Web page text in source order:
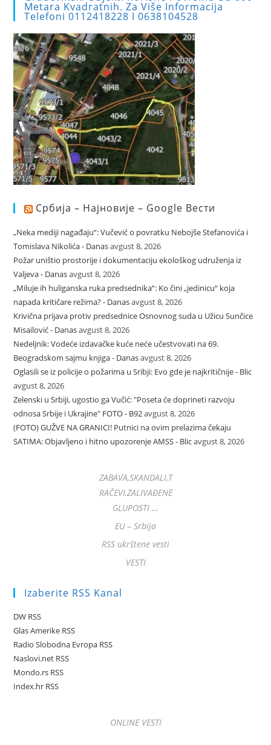
Metara Kvadratnih. Za Više Informacija
Telefoni 0112418228 I 0638104528
Србија – Најновије – Google Вести
„Neka mediji nagađaju“: Vučević o povratku Nebojše Stefanovića i
Tomislava Nikolića - Danasavgust 8, 2026
Požar uništio prostorije i dokumentaciju ekološkog udruženja iz
Valjeva - Danasavgust 8, 2026
„Miluje ih huliganska ruka predsednika“: Ko čini „jedinicu“ koja
napada kritičare režima? - Danasavgust 8, 2026
Krivična prijava protiv predsednice Osnovnog suda u Užicu Sunčice
Misailović - Danasavgust 8, 2026
Nedeljnik: Vodeće izdavačke kuće neće učestvovati na 69.
Beogradskom sajmu knjiga - Danasavgust 8, 2026
Oglasili se iz policije o požarima u Sribji: Evo gde je najkritičnije - Blic
avgust 8, 2026
Zelenski u Srbiji, ugostio ga Vučić: "Poseta će doprineti razvoju
odnosa Srbije i Ukrajine" FOTO - B92avgust 8, 2026
(FOTO) GUŽVE NA GRANICI! Putnici na ovim prelazima čekaju
SATIMA: Objavljeno i hitno upozorenje AMSS - Blicavgust 8, 2026
ZABAVA,SKANDALI,T
RAČEVI,ZALIVAĐENE
GLUPOSTI …
EU – Srbija
RSS ukrštene vesti
VESTI
Izaberite RSS Kanal
DW RSS
Glas Amerike RSS
Radio Slobodna Evropa RSS
Naslovi.net RSS
Mondo.rs RSS
Index.hr RSS
ONLINE VESTI